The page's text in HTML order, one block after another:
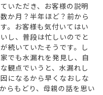
いただき、お客様の説明
か月？半年ほど？前から
。お客様も気付いてはい
し、普段は忙しいのでと
続いていたそうです。し
でも水漏れを発見し、自
観点でいうと、水漏れし
になるから早くなおしな
らもどり、母親の話を思い